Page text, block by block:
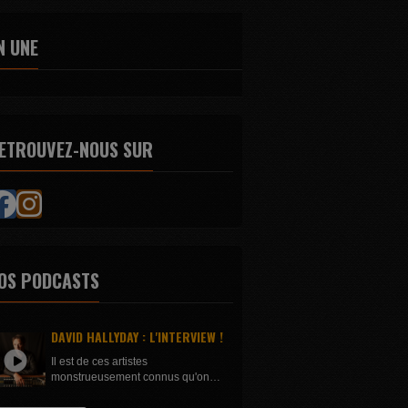
UNE
NOUS SUR
PODCASTS
DAVID HALLYDAY : L'INTERVIEW !
Il est de ces artistes
monstrueusement connus qu'on